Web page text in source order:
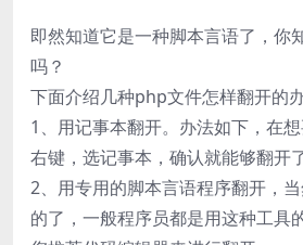
即然知道它是一种脚本言语了，你
吗？
下面介绍几种php文件怎样翻开的
1、用记事本翻开。办法如下，在
右键，选记事本，确认就能够翻开
2、用专用的脚本言语程序翻开，
的了，一般程序员都是用这种工具